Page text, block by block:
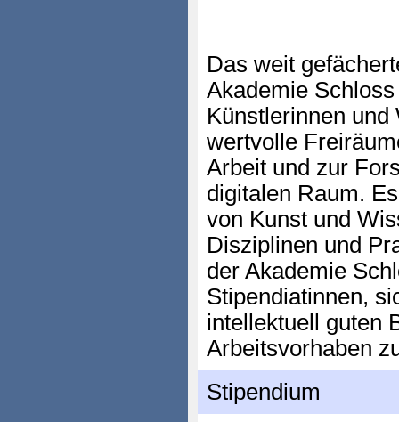
Das weit
Akademie
Künstlerinnen
wertvolle
Arbeit und zur
digitalen Raum.
von Kunst und
Disziplinen und
der Akademie
Stipendiatinnen,
intellektuell guten
Arbeitsvorhaben
Stipendium